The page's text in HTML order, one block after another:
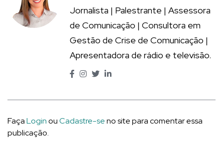
Jornalista | Palestrante | Assessora
de Comunicação | Consultora em
Gestão de Crise de Comunicação |
Apresentadora de rádio e televisão.
FaçaLoginouCadastre-seno site para comentar essa
publicação.